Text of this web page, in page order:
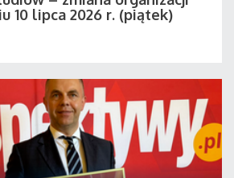
10 lipca 2026 r. (piątek)